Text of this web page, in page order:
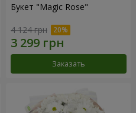
Букет "Magic Rose"
4 124 грн
Заказать